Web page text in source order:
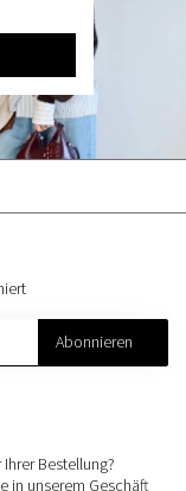
Bestellung?
in unserem Geschäft
Abonnieren